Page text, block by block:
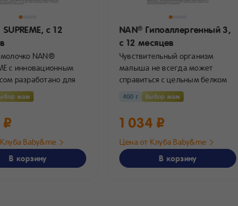
SUPREME,с 12
NAN®
c инновационным
разработано для
месяцев....
мам
₽
Baby&me
В корзину
NAN® Гипоаллергенный 3,
с 12 месяцев
Чувствительный организм
малыша не всегда может
справиться с цельным белком
коровьего молока. Именно
поэтому...
400 г Выбор мам
1 034 ₽
Цена от Клуба Baby&me
В корзину